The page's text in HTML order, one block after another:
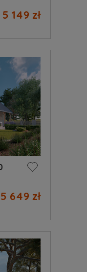
5 149 zł
5 649 zł